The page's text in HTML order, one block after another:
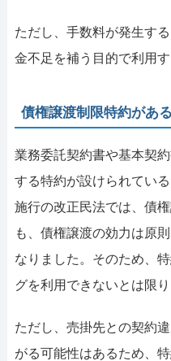
ただし、手数料が発生す
金不足を補う目的で利用す
債権譲渡制限特約があ
業務委託契約書や基本契
する特約が設けられてい
施行の改正民法では、債
も、債権譲渡の効力は原
なりました。そのため、
グを利用できないとは限り
ただし、売掛先との契約
がる可能性はあるため、